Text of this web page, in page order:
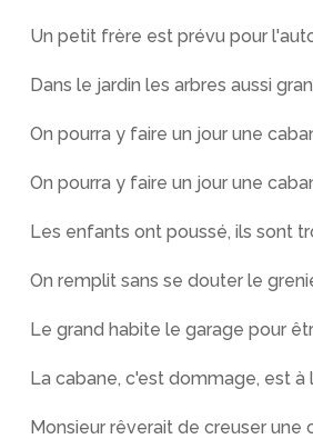
Un petit frère est prévu pour
Dans le jardin les arbres aussi
On pourra y faire un jour une
On pourra y faire un jour une
Les enfants ont poussé, ils sont
On remplit sans se douter le
Le grand habite le garage pour
La cabane, c'est dommage, est à
Monsieur rêverait de creuser une